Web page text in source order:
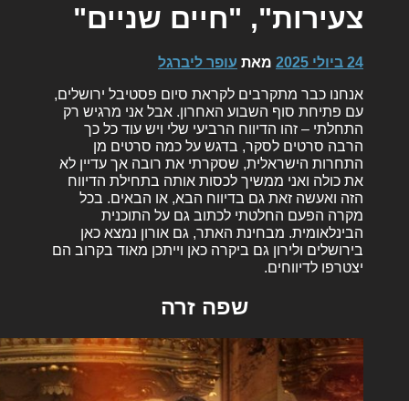
צעירות", "חיים שניים"
24 ביולי 2025 מאת עופר ליברגל
אנחנו כבר מתקרבים לקראת סיום פסטיבל ירושלים,
עם פתיחת סוף השבוע האחרון. אבל אני מרגיש רק
התחלתי – זהו הדיווח הרביעי שלי ויש עוד כל כך
הרבה סרטים לסקר, בדגש על כמה סרטים מן
התחרות הישראלית, שסקרתי את רובה אך עדיין לא
את כולה ואני ממשיך לכסות אותה בתחילת הדיווח
הזה ואעשה זאת גם בדיווח הבא, או הבאים. בכל
מקרה הפעם החלטתי לכתוב גם על התוכנית
הבינלאומית. מבחינת האתר, גם אורון נמצא כאן
בירושלים ולירון גם ביקרה כאן וייתכן מאוד בקרוב הם
יצטרפו לדיווחים.
שפה זרה